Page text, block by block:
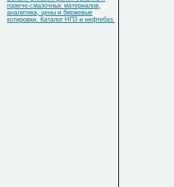
горюче-смазочных материалов,
аналитика, цены и биржевые
котировки. Каталог НПЗ и нефтебаз.